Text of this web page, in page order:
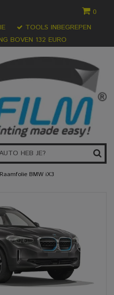
0
BOVEN 132 EURO
TOOLS INBEGREPEN
Raamfolie BMW iX3